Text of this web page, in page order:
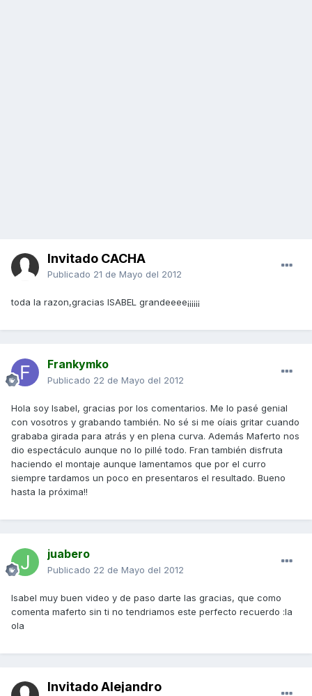
Invitado CACHA
Publicado 21 de Mayo del 2012
toda la razon,gracias ISABEL grandeeee¡¡¡¡¡¡
Frankymko
Publicado 22 de Mayo del 2012
Hola soy Isabel, gracias por los comentarios. Me lo pasé genial
con vosotros y grabando también. No sé si me oíais gritar cuando
grababa girada para atrás y en plena curva. Además Maferto nos
dio espectáculo aunque no lo pillé todo. Fran también disfruta
haciendo el montaje aunque lamentamos que por el curro
siempre tardamos un poco en presentaros el resultado. Bueno
hasta la próxima!!
juabero
Publicado 22 de Mayo del 2012
Isabel muy buen video y de paso darte las gracias, que como
comenta maferto sin ti no tendriamos este perfecto recuerdo :la
ola
Invitado Alejandro